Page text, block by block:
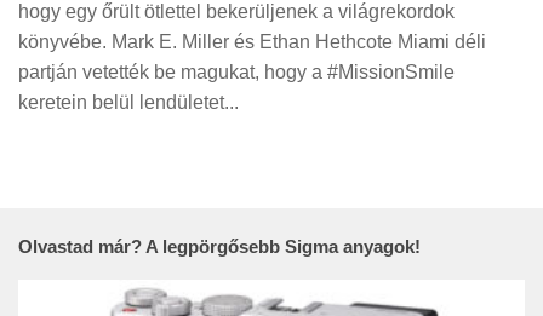
Tudástár
Tanácsok
hogy egy őrült ötlettel bekerüljenek a világrekordok
könyvébe. Mark E. Miller és Ethan Hethcote Miami déli
partján vetették be magukat, hogy a #MissionSmile
keretein belül lendületet...
Olvastad már? A legpörgősebb Sigma anyagok!